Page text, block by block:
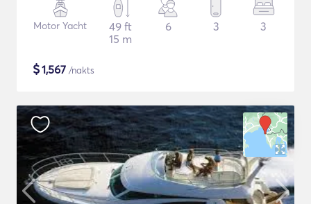
Motor Yacht
49 ft
15 m
6 3 3
$1,567 /nakts